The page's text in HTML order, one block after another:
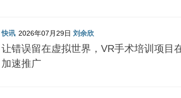
快讯 2026年07月29日 刘余欣
让错误留在虚拟世界，VR手术培训项目
加速推广